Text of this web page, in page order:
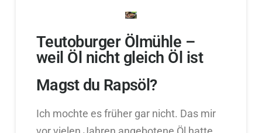
Teutoburger Ölmühle –
weil Öl nicht gleich Öl ist
Magst du Rapsöl?
Ich mochte es früher gar nicht. Das mir